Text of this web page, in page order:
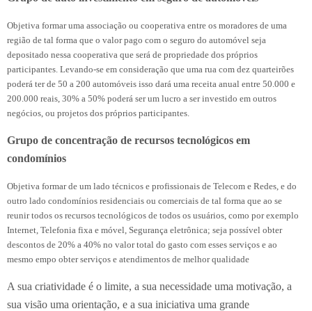
Objetiva formar uma associação ou cooperativa entre os moradores de uma
região de tal forma que o valor pago com o seguro do automóvel seja
depositado nessa cooperativa que será de propriedade dos próprios
participantes. Levando-se em consideração que uma rua com dez quarteirões
poderá ter de 50 a 200 automóveis isso dará uma receita anual entre 50.000 e
200.000 reais, 30% a 50% poderá ser um lucro a ser investido em outros
negócios, ou projetos dos próprios participantes.
Grupo de concentração de recursos tecnológicos em
condomínios
Objetiva formar de um lado técnicos e profissionais de Telecom e Redes, e do
outro lado condomínios residenciais ou comerciais de tal forma que ao se
reunir todos os recursos tecnológicos de todos os usuários, como por exemplo
Internet, Telefonia fixa e móvel, Segurança eletrônica; seja possível obter
descontos de 20% a 40% no valor total do gasto com esses serviços e ao
mesmo empo obter serviços e atendimentos de melhor qualidade
A sua criatividade é o limite, a sua necessidade uma motivação, a
sua visão uma orientação, e a sua iniciativa uma grande